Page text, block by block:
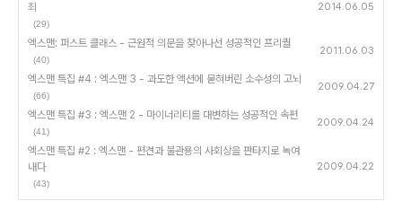
죄
(29)
2014.06.05
엑스맨: 퍼스트 클래스 - 근원적 의문을 찾아나선 성공적인 프리퀄
(40)
2011.06.03
엑스맨 특집 #4 : 엑스맨 3 - 과도한 액션에 묻혀버린 소수성의 고뇌
(66)
2009.04.27
엑스맨 특집 #3 : 엑스맨 2 - 마이너리티를 대변하는 성공적인 속편
(41)
2009.04.24
엑스맨 특집 #2 : 엑스맨 - 편견과 불관용의 사회상을 판타지로 녹여
내다
(43)
2009.04.22